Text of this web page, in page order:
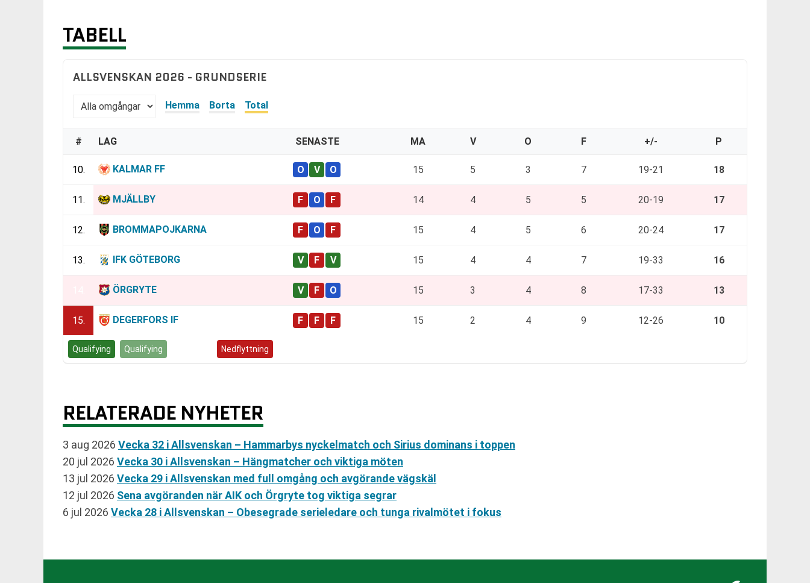
TABELL
ALLSVENSKAN 2026 - GRUNDSERIE
Hemma Borta Total
# LAG SENASTE MA V O F +/- P
10. KALMAR FF 15 5 3 7 19-21 18
11. MJÄLLBY 14 4 5 5 20-19 17
12. BROMMAPOJKARNA 15 4 5 6 20-24 17
13. IFK GÖTEBORG 15 4 4 7 19-33 16
ÖRGRYTE 15 3 4 8 17-33 13
15. DEGERFORS IF 15 2 4 9 12-26 10
Qualifying Qualifying Nedflyttning
RELATERADE NYHETER
3 aug 2026 Vecka 32 i Allsvenskan – Hammarbys nyckelmatch och Sirius dominans i toppen
20 jul 2026 Vecka 30 i Allsvenskan – Hängmatcher och viktiga möten
13 jul 2026 Vecka 29 i Allsvenskan med full omgång och avgörande vägskäl
12 jul 2026 Sena avgöranden när AIK och Örgryte tog viktiga segrar
6 jul 2026 Vecka 28 i Allsvenskan – Obesegrade serieledare och tunga rivalmötet i fokus